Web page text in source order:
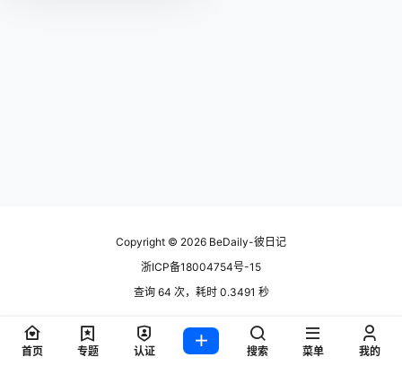
Copyright © 2026 BeDaily-彼日记
浙ICP备18004754号-15
查询 64 次，耗时 0.3491 秒
首页 专题 认证 搜索 菜单 我的